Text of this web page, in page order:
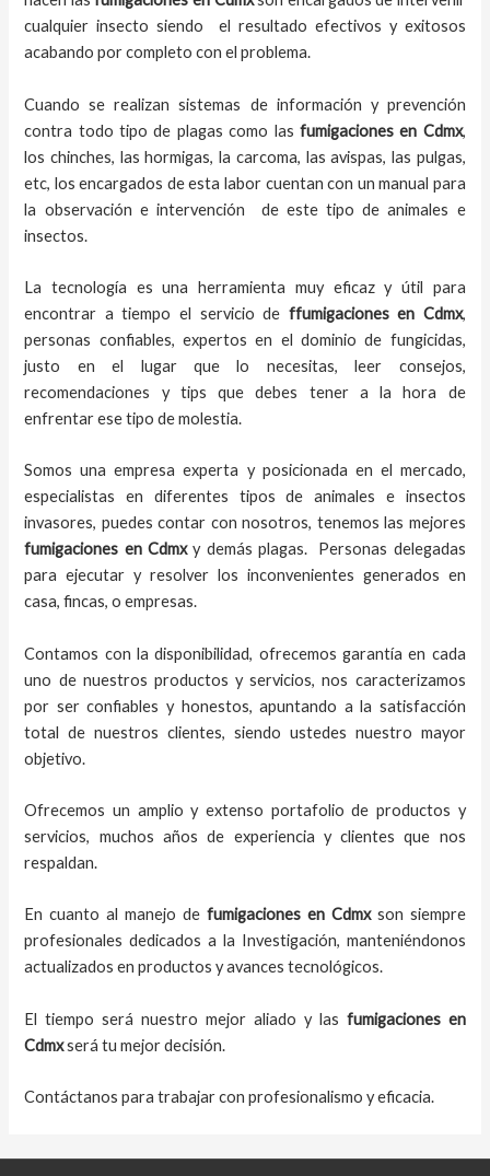
cualquier insecto siendo el resultado efectivos y exitosos
acabando por completo con el problema.
Cuando se realizan sistemas de información y prevención
contra todo tipo de plagas como las fumigacionesen Cdmx,
los chinches, las hormigas, la carcoma, las avispas, las pulgas,
etc, los encargados de esta labor cuentan con un manual para
la observación e intervención de este tipo de animales e
insectos.
La tecnología es una herramienta muy eficaz y útil para
encontrar a tiempo el servicio de ffumigaciones en Cdmx,
personas confiables, expertos en el dominio de fungicidas,
justo en el lugar que lo necesitas, leer consejos,
recomendaciones y tips que debes tener a la hora de
enfrentar ese tipo de molestia.
Somos una empresa experta y posicionada en el mercado,
especialistas en diferentes tipos de animales e insectos
invasores, puedes contar con nosotros, tenemos las mejores
fumigaciones en Cdmxy demás plagas. Personas delegadas
para ejecutar y resolver los inconvenientes generados en
casa, fincas, o empresas.
Contamos con la disponibilidad, ofrecemos garantía en cada
uno de nuestros productos y servicios, nos caracterizamos
por ser confiables y honestos, apuntando a la satisfacción
total de nuestros clientes, siendo ustedes nuestro mayor
objetivo.
Ofrecemos un amplio y extenso portafolio de productos y
servicios, muchos años de experiencia y clientes que nos
respaldan.
En cuanto almanejo de fumigaciones en Cdmx son siempre
profesionales dedicados a la Investigación, manteniéndonos
actualizados en productos y avances tecnológicos.
El tiempo será nuestro mejor aliado y las fumigaciones en
Cdmxserá tu mejor decisión.
Contáctanos para trabajar con profesionalismo y eficacia.